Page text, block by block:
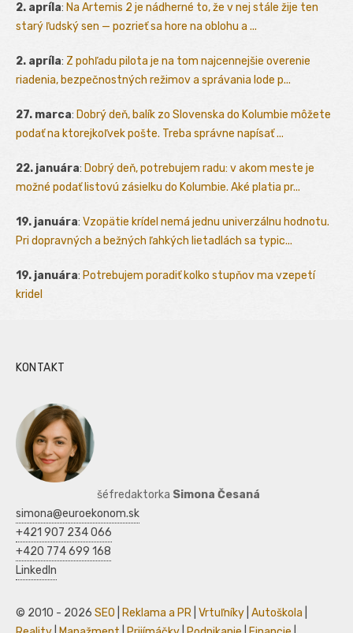
2. apríla: Na Artemis 2 je nádherné to, že v nej stále žije ten
starý ľudský sen — pozrieť sa hore na oblohu a ...
2. apríla: Z pohľadu pilota je na tom najcennejšie overenie
riadenia, bezpečnostných režimov a správania lode p...
27. marca: Dobrý deň, balík zo Slovenska do Kolumbie môžete
podať na ktorejkoľvek pošte. Treba správne napísať ...
22. januára: Dobrý deň, potrebujem radu: v akom meste je
možné podať listovú zásielku do Kolumbie. Aké platia pr...
19. januára: Vzopätie krídel nemá jednu univerzálnu hodnotu.
Pri dopravných a bežných ľahkých lietadlách sa typic...
19. januára: Potrebujem poradiť kolko stupňov ma vzepetí
kridel
KONTAKT
šéfredaktorka Simona Česaná
simona@euroekonom.sk
+421 907 234 066
+420 774 699 168
LinkedIn
© 2010 - 2026 SEO Reklama a PR Vrtuľníky Autoškola